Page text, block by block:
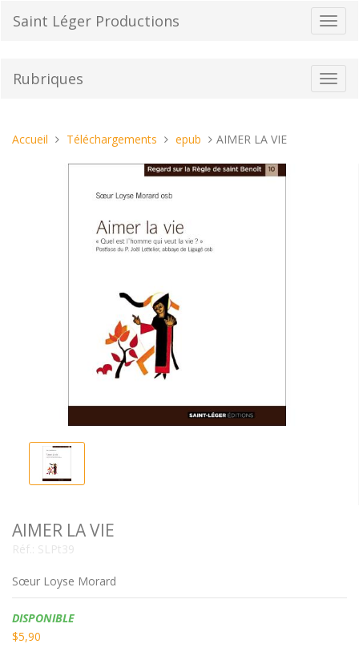
la
Saint Léger Productions
la
Rubriques
Vous
Accueil Téléchargements epub AIMER LA VIE
AIMER LA VIE
Réf.: SLPt39
Sœur Loyse Morard
Disponibilité:
DISPONIBLE
$5,90